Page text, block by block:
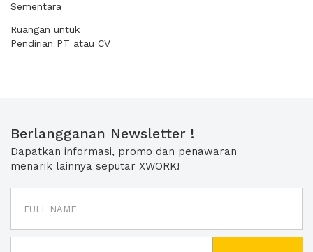
Sementara
Ruangan untuk
Pendirian PT atau CV
Berlangganan Newsletter !
Dapatkan informasi, promo dan penawaran
menarik lainnya seputar XWORK!